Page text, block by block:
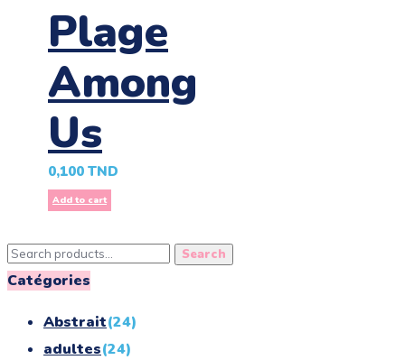
Plage
Among
Us
0,100 TND
Add to cart
Search
for:
Search
Catégories
Abstrait(24)
adultes(24)